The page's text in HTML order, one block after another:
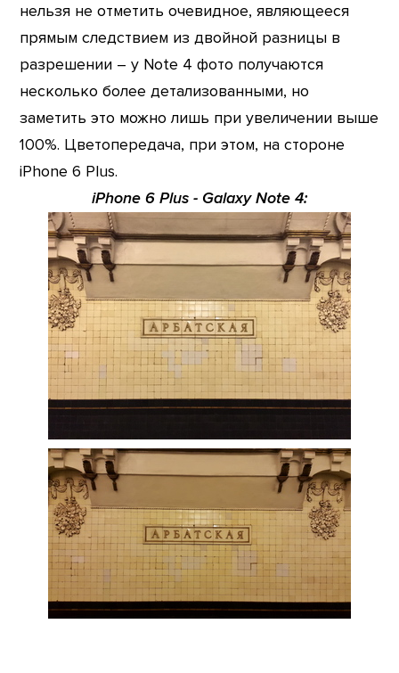
нельзя не отметить очевидное, являющееся
прямым следствием из двойной разницы в
разрешении – у Note 4 фото получаются
несколько более детализованными, но
заметить это можно лишь при увеличении выше
100%. Цветопередача, при этом, на стороне
iPhone 6 Plus.
iPhone 6 Plus - Galaxy Note 4: